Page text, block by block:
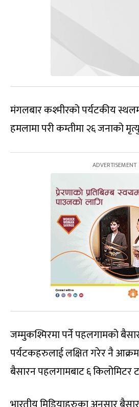
मंगलबार कश्मीरको पर्यटकीय
हमलामा परी कम्तीमा २६ जनाको
जम्मुकश्मिरमा पर्ने पहलगामको
पर्यटकहरुलाई लक्षित गरेर नै
बैसारन पहलगामबाट ६ किलोमिटर